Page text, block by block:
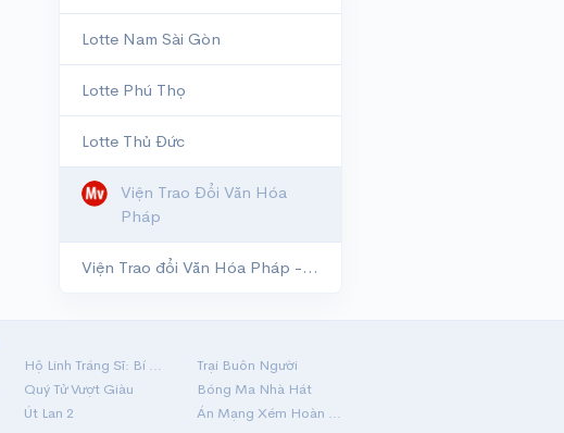
Lotte Nam Sài Gòn
Lotte Phú Thọ
Lotte Thủ Đức
Viện Trao Đổi Văn Hóa
Pháp
Viện Trao đổi Văn Hóa Pháp - IDECAF
Hộ Linh Tráng Sĩ: Bí Ẩn Mộ Vua Đinh
Trại Buôn Người
Quý Tử Vượt Giàu
Bóng Ma Nhà Hát
Út Lan 2 Án Mạng Xém Hoàn Hảo